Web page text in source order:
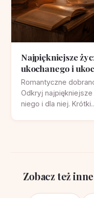
Najpiękniejsze
ukochanego i
Romantyczne
Odkryj
niego i dla niej.
Zobacz też